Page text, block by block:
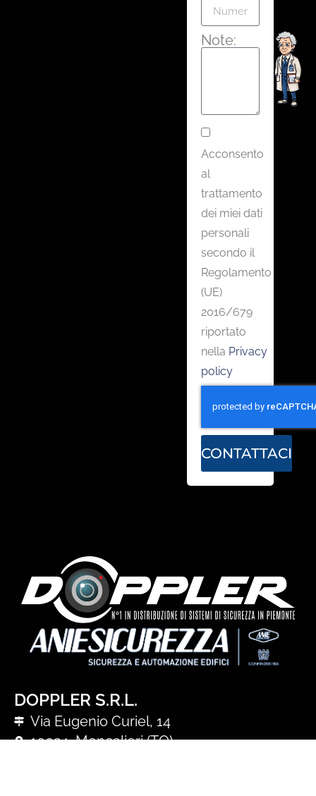
Note:
Acconsento
al
trattamento
dei miei dati
personali
secondo il
Regolamento
(UE)
2016/679
riportato
nella Privacy
policy
CONTATTACI
DOPPLER S.R.L.
Via Eugenio Curiel, 14
10024, Moncalieri (TO)